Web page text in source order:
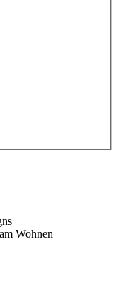
Wohnen